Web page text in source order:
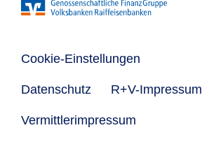
Cookie-Einstellungen
Datenschutz R+V-Impressum
Vermittlerimpressum